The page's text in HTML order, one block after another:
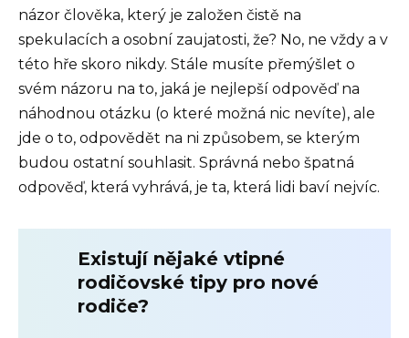
názor člověka, který je založen čistě na
spekulacích a osobní zaujatosti, že? No, ne vždy a v
této hře skoro nikdy. Stále musíte přemýšlet o
svém názoru na to, jaká je nejlepší odpověď na
náhodnou otázku (o které možná nic nevíte), ale
jde o to, odpovědět na ni způsobem, se kterým
budou ostatní souhlasit. Správná nebo špatná
odpověď, která vyhrává, je ta, která lidi baví nejvíc.
Existují nějaké vtipné
rodičovské tipy pro nové
rodiče?